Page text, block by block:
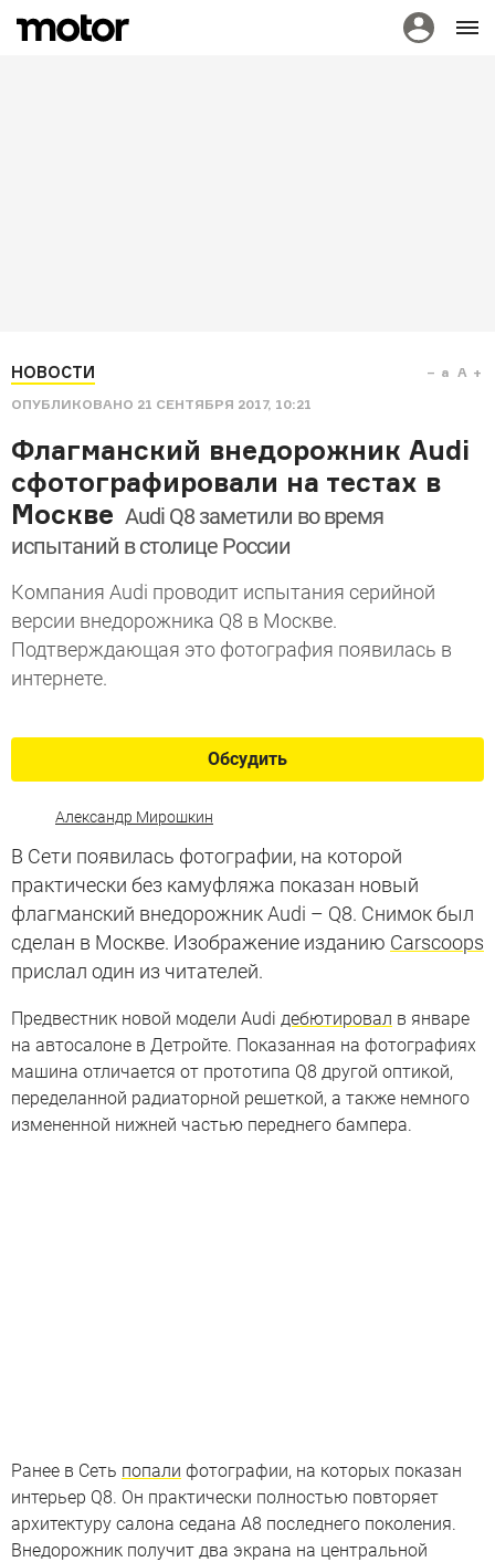
НОВОСТИ
ОПУБЛИКОВАНО 21 СЕНТЯБРЯ 2017, 10:21
a A
Флагманский внедорожник Audi
сфотографировали на тестах в
Москве Audi Q8 заметили во время
испытаний в столице России
Компания Audi проводит испытания серийной
версии внедорожника Q8 в Москве.
Подтверждающая это фотография появилась в
интернете.
Обсудить
Александр Мирошкин
В Сети появилась фотографии, на которой
практически без камуфляжа показан новый
флагманский внедорожник Audi – Q8. Снимок был
сделан в Москве. Изображение изданию Carscoops
прислал один из читателей.
Предвестник новой модели Audi дебютировал в январе
на автосалоне в Детройте. Показанная на фотографиях
машина отличается от прототипа Q8 другой оптикой,
переделанной радиаторной решеткой, а также немного
измененной нижней частью переднего бампера.
Ранее в Сеть попали фотографии, на которых показан
интерьер Q8. Он практически полностью повторяет
архитектуру салона седана A8 последнего поколения.
Внедорожник получит два экрана на центральной